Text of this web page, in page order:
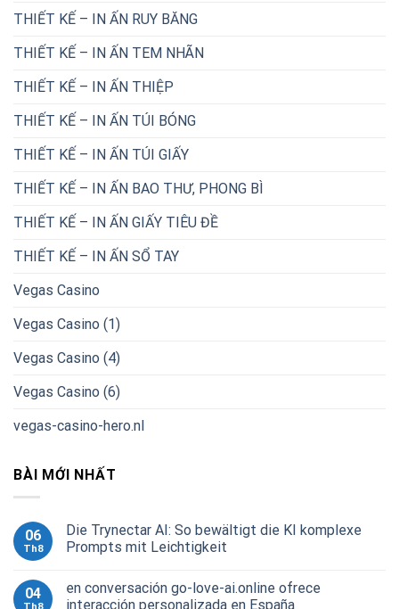
THIẾT KẾ – IN ẤN RUY BĂNG
THIẾT KẾ – IN ẤN TEM NHÃN
THIẾT KẾ – IN ẤN THIỆP
THIẾT KẾ – IN ẤN TÚI BÓNG
THIẾT KẾ – IN ẤN TÚI GIẤY
THIẾT KẾ – IN ẤN BAO THƯ, PHONG BÌ
THIẾT KẾ – IN ẤN GIẤY TIÊU ĐỀ
THIẾT KẾ – IN ẤN SỔ TAY
Vegas Casino
Vegas Casino (1)
Vegas Casino (4)
Vegas Casino (6)
vegas-casino-hero.nl
BÀI MỚI NHẤT
06
Th8
Die Trynectar AI: So bewältigt die KI komplexe
Prompts mit Leichtigkeit
04
en conversación go-love-ai.online ofrece
interacción personalizada en España